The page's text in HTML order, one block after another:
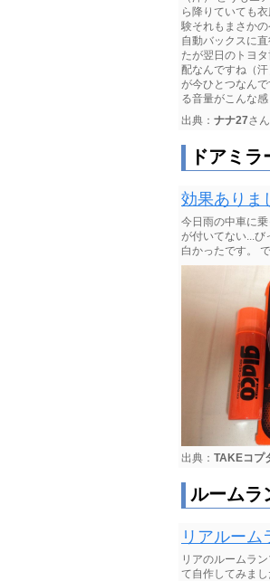
ら降りていても
験それもまさか
自動バックスに
たが翌日のトヨ
配なんですね（
が今ひとつなん
る音量がこんな
出典： ナナ27さん
ドアミ
効果ありま
今日雨の中車に
が付いてない...び
白かったです。
出典： TAKEコプ
ルームラ
リアルー
リアのルームラ
て自作してみま